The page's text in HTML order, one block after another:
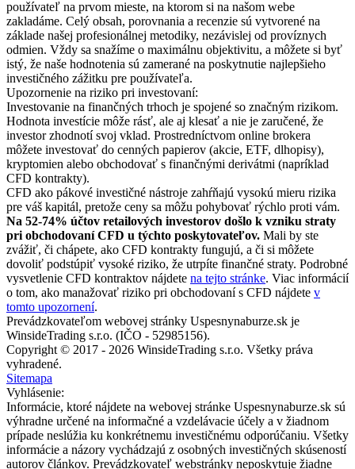
používateľ na prvom mieste, na ktorom si na našom webe
zakladáme. Celý obsah, porovnania a recenzie sú vytvorené na
základe našej profesionálnej metodiky, nezávislej od províznych
odmien. Vždy sa snažíme o maximálnu objektivitu, a môžete si byť
istý, že naše hodnotenia sú zamerané na poskytnutie najlepšieho
investičného zážitku pre používateľa.
Upozornenie na riziko pri investovaní:
Investovanie na finančných trhoch je spojené so značným rizikom.
Hodnota investície môže rásť, ale aj klesať a nie je zaručené, že
investor zhodnotí svoj vklad. Prostredníctvom online brokera
môžete investovať do cenných papierov (akcie, ETF, dlhopisy),
kryptomien alebo obchodovať s finančnými derivátmi (napríklad
CFD kontrakty).
CFD ako pákové investičné nástroje zahŕňajú vysokú mieru rizika
pre váš kapitál, pretože ceny sa môžu pohybovať rýchlo proti vám.
Na 52-74% účtov retailových investorov došlo k vzniku straty
pri obchodovaní CFD u týchto poskytovateľov. Mali by ste
zvážiť, či chápete, ako CFD kontrakty fungujú, a či si môžete
dovoliť podstúpiť vysoké riziko, že utrpíte finančné straty. Podrobné
vysvetlenie CFD kontraktov nájdete na tejto stránke. Viac informácií
o tom, ako manažovať riziko pri obchodovaní s CFD nájdete v
tomto upozornení.
Prevádzkovateľom webovej stránky Uspesnynaburze.sk je
WinsideTrading s.r.o. (IČO - 52985156).
Copyright © 2017 - 2026 WinsideTrading s.r.o. Všetky práva
vyhradené.
Sitemapa
Vyhlásenie:
Informácie, ktoré nájdete na webovej stránke Uspesnynaburze.sk sú
výhradne určené na informačné a vzdelávacie účely a v žiadnom
prípade neslúžia ku konkrétnemu investičnému odporúčaniu. Všetky
informácie a názory vychádzajú z osobných investičných skúseností
autorov článkov. Prevádzkovateľ webstránky neposkytuje žiadne